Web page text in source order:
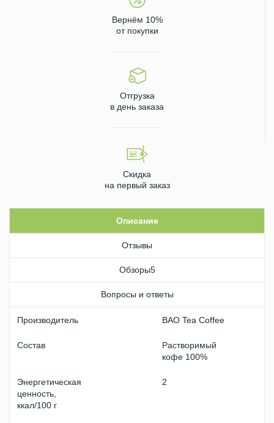
Вернём 10%
от покупки
Отгрузка
в день заказа
Скидка
на первый заказ
Описание
Отзывы
Обзоры5
Вопросы и ответы
Производитель BAO Tea Coffee
Состав
Растворимый
кофе 100%
Энергетическая
ценность,
ккал/100 г
2